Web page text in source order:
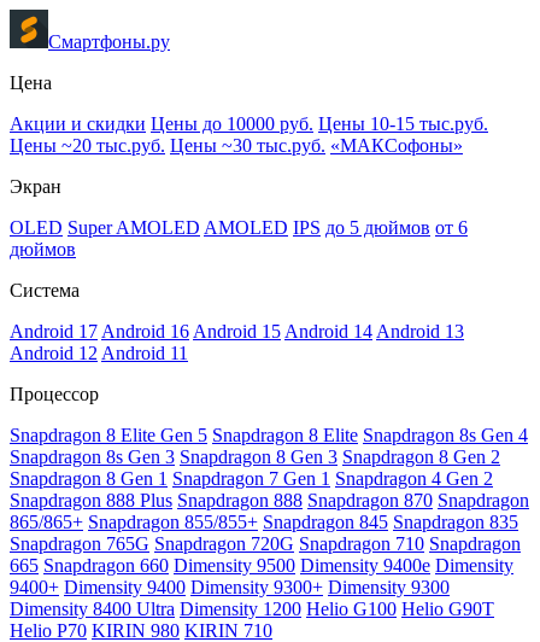
Смартфоны.ру
Цена
Акции и скидки Цены до 10000 руб. Цены 10-15 тыс.руб.
Цены ~20 тыс.руб. Цены ~30 тыс.руб. «МАКСофоны»
Экран
OLED Super AMOLED AMOLED IPS до 5 дюймов от 6
дюймов
Система
Android 17 Android 16 Android 15 Android 14 Android 13
Android 12 Android 11
Процессор
Snapdragon 8 Elite Gen 5 Snapdragon 8 Elite Snapdragon 8s Gen 4
Snapdragon 8s Gen 3 Snapdragon 8 Gen 3 Snapdragon 8 Gen 2
Snapdragon 8 Gen 1 Snapdragon 7 Gen 1 Snapdragon 4 Gen 2
Snapdragon 888 Plus Snapdragon 888 Snapdragon 870 Snapdragon
865/865+ Snapdragon 855/855+ Snapdragon 845 Snapdragon 835
Snapdragon 765G Snapdragon 720G Snapdragon 710 Snapdragon
665 Snapdragon 660 Dimensity 9500 Dimensity 9400e Dimensity
9400+ Dimensity 9400 Dimensity 9300+ Dimensity 9300
Dimensity 8400 Ultra Dimensity 1200 Helio G100 Helio G90T
Helio P70 KIRIN 980 KIRIN 710